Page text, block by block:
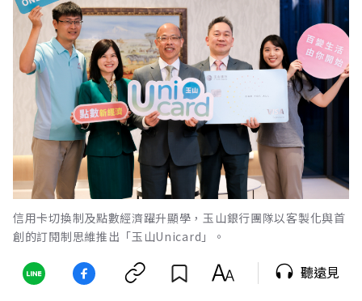
信用卡切換制及點數經濟躍升顯學，玉山銀行團隊以客製化與首
創的訂閱制思維推出「玉山Unicard」。
聽遠見